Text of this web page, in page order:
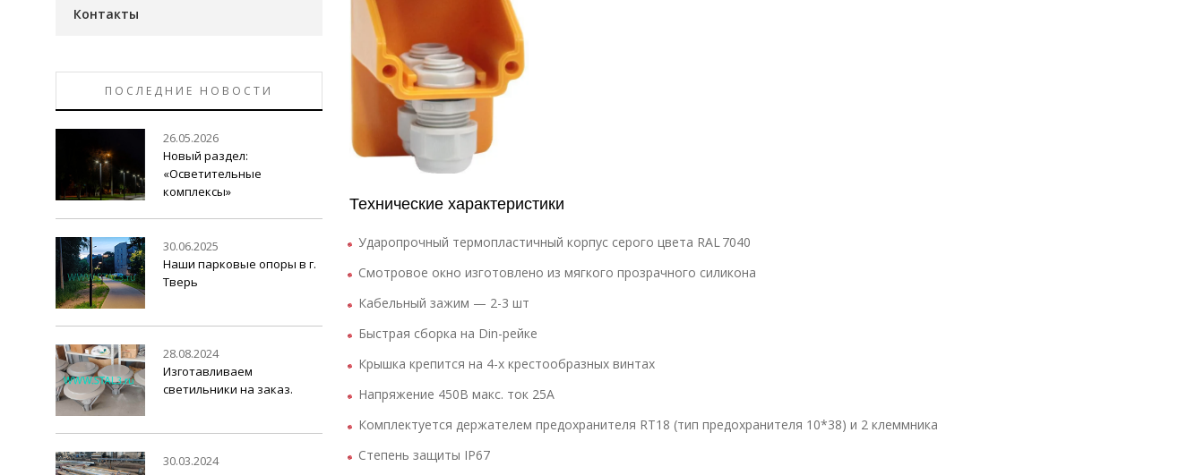
Технические характеристики
Ударопрочный термопластичный корпус серого цвета RAL 7040
Смотровое окно изготовлено из мягкого прозрачного силикона
Кабельный зажим — 2-3 шт
Быстрая сборка на Din-рейке
Крышка крепится на 4-х крестообразных винтах
Напряжение 450В макс. ток 25А
Комплектуется держателем предохранителя RT18 (тип предохранителя 10*38) и 2 клеммника
Степень защиты IP67
Контакты
ПОСЛЕДНИЕ НОВОСТИ
26.05.2026
Новый раздел:
«Осветительные
комплексы»
30.06.2025
Наши парковые опоры в г.
Тверь
28.08.2024
Изготавливаем
светильники на заказ.
30.03.2024